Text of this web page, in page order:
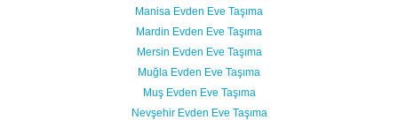
Manisa Evden Eve Taşıma
Mardin Evden Eve Taşıma
Mersin Evden Eve Taşıma
Muğla Evden Eve Taşıma
Muş Evden Eve Taşıma
Nevşehir Evden Eve Taşıma